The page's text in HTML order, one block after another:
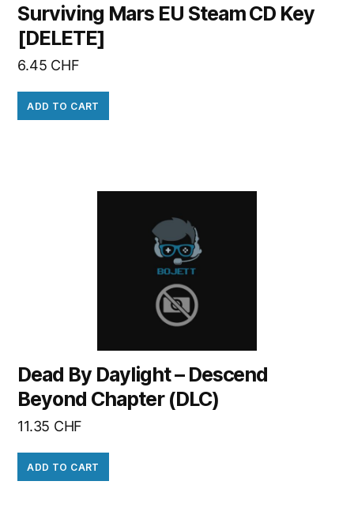
Surviving Mars EU Steam CD Key
[DELETE]
6.45 CHF
ADD TO CART
Dead By Daylight – Descend
Beyond Chapter (DLC)
11.35 CHF
ADD TO CART